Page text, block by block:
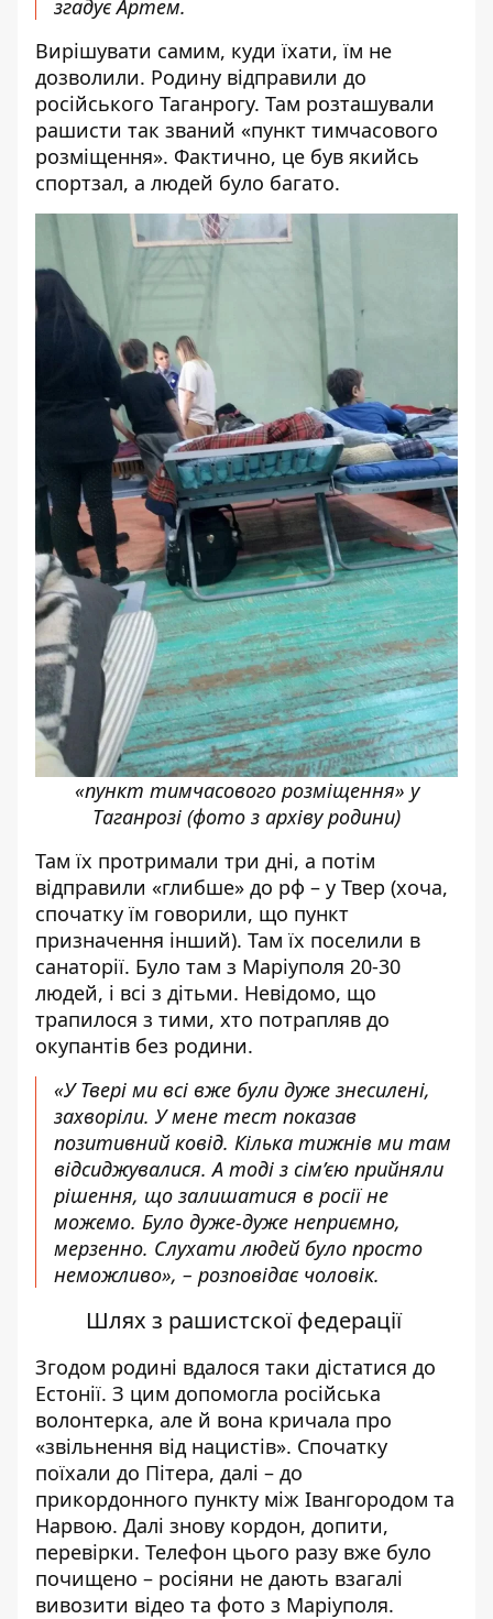
згадує Артем.
Вирішувати самим, куди їхати, їм не
дозволили. Родину відправили до
російського Таганрогу. Там розташували
рашисти так званий «пункт тимчасового
розміщення». Фактично, це був якийсь
спортзал, а людей було багато.
«пункт тимчасового розміщення» у
Таганрозі (фото з архіву родини)
Там їх протримали три дні, а потім
відправили «глибше» до рф – у Твер (хоча,
спочатку їм говорили, що пункт
призначення інший). Там їх поселили в
санаторії. Було там з Маріуполя 20-30
людей, і всі з дітьми. Невідомо, що
трапилося з тими, хто потрапляв до
окупантів без родини.
«У Твері ми всі вже були дуже знесилені,
захворіли. У мене тест показав
позитивний ковід. Кілька тижнів ми там
відсиджувалися. А тоді з сім’єю прийняли
рішення, що залишатися в росії не
можемо. Було дуже-дуже неприємно,
мерзенно. Слухати людей було просто
неможливо», – розповідає чоловік.
Шлях з рашистскої федерації
Згодом родині вдалося таки дістатися до
Естонії. З цим допомогла російська
волонтерка, але й вона кричала про
«звільнення від нацистів». Спочатку
поїхали до Пітера, далі – до
прикордонного пункту між Івангородом та
Нарвою. Далі знову кордон, допити,
перевірки. Телефон цього разу вже було
почищено – росіяни не дають взагалі
вивозити відео та фото з Маріуполя.